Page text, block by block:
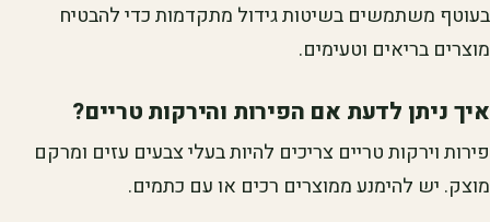
בעוטף משתמשים בשיטות גידול מתקדמות כדי להבטיח
מוצרים בריאים וטעימים.
איך ניתן לדעת אם הפירות והירקות טריים?
פירות וירקות טריים צריכים להיות בעלי צבעים עזים ומרקם
מוצק. יש להימנע ממוצרים רכים או עם כתמים.